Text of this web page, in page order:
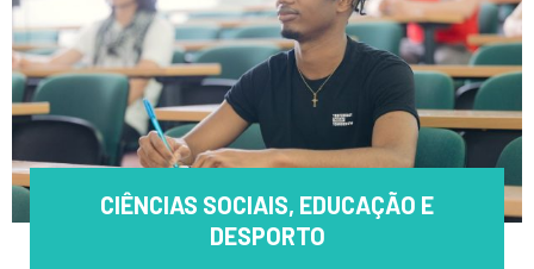
CIÊNCIAS SOCIAIS, EDUCAÇÃO E
DESPORTO